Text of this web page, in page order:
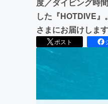
度／ダイビング時
した『HOTDIVE
さまにお届けしま
ポスト